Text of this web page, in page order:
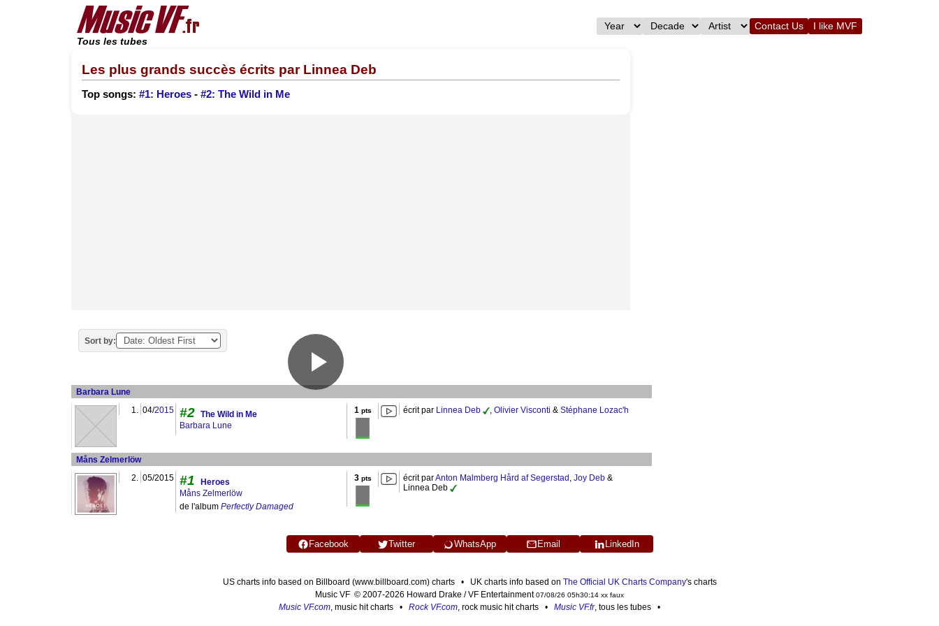
Tous les tubes
Contact Us I like MVF
Les plus grands succès écrits par Linnea Deb
Top songs: #1: Heroes - #2: The Wild in Me
Sort by:
Barbara Lune
1. 04/2015 #2 The Wild in Me
Barbara Lune
1 pts écrit par Linnea Deb , Olivier Visconti & Stéphane Lozac'h
Måns Zelmerlöw
2. 05/2015 #1
Heroes
Måns Zelmerlöw
de l'album Perfectly Damaged
3pts écrit parAnton Malmberg Hård af Segerstad , Joy Deb &
Linnea Deb
Facebook Twitter WhatsApp Email LinkedIn
US charts info based on Billboard (www.billboard.com) charts • UK charts info based on The Official UK Charts Company's charts
Music VF © 2007-2026 Howard Drake / VF Entertainment07/08/26 05h30:14 xx faux
Music VF.com, music hit charts • Rock VF.com, rock music hit charts • Music VF.fr, tous les tubes •